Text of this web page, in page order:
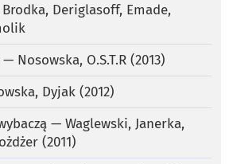
Deriglasoff, Emade,
Nosowska, O.S.T.R (2013)
Dyjak (2012)
— Waglewski, Janerka,
(2011)